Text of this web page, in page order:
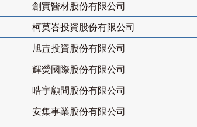
創實醫材股份有限公司
柯莫峇投資股份有限公司
旭壵投資股份有限公司
輝熒國際股份有限公司
晧宇顧問股份有限公司
安集事業股份有限公司